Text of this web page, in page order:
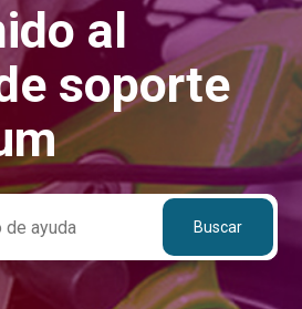
al
soporte